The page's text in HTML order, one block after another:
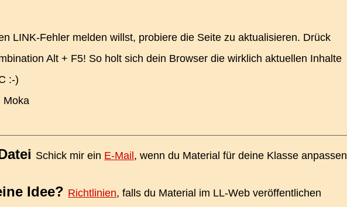
LINK-Fehler melden willst, probiere die Seite zu aktualisieren. Drück
Alt + F5! So holt sich dein Browser die wirklich aktuellen Inhalte
:-)
Moka
Schick mir ein E-Mail , wenn du Material für deine Klasse anpassen
Idee? Richtlinien, falls du Material im LL-Web veröffentlichen